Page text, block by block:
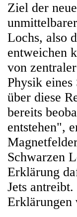
Ziel der
Lochs, also
entweichen
von
Physik
über diese
bereits
entstehen",
Schwarzen
Erklärung
Jets
Erklärungen